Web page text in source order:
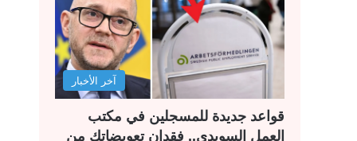
آخر الأخبار
قواعد جديدة للمسجلين في مكتب
العمل السويدي.. فقدان تعويضاتك من